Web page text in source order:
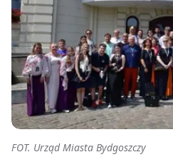
FOT. Urząd Miasta Bydgoszczy